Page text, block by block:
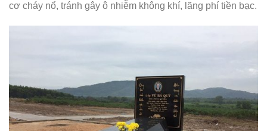
cơ cháy nổ, tránh gây ô nhiễm không khí, lãng phí tiền bạc.